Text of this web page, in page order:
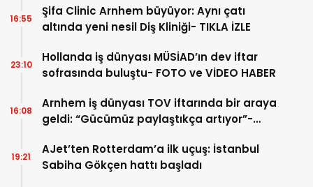
Şifa Clinic Arnhem büyüyor: Aynı çatı
altında yeni nesil Diş Kliniği- TIKLA İZLE
16:55
Hollanda iş dünyası MÜSİAD’ın dev iftar
sofrasında buluştu- FOTO ve VİDEO HABER
23:10
Arnhem iş dünyası TOV iftarında bir araya
geldi: “Gücümüz paylaştıkça artıyor”-
16:08
AJet’ten Rotterdam’a ilk uçuş: İstanbul
Sabiha Gökçen hattı başladı
19:21